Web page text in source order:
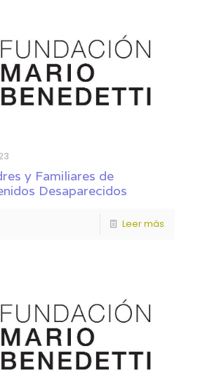
y Familiares de
Desaparecidos
Leer más